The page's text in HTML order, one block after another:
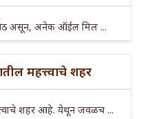
असून, अनेक ऑईल मिल ...
महत्त्वाचे शहर
शहर आहे. येथून जवळच ...